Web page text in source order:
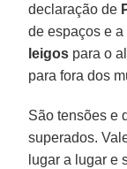
declaração de
de espaços e
leigos para o
para fora dos
São tensões e
superados.
lugar a lugar e